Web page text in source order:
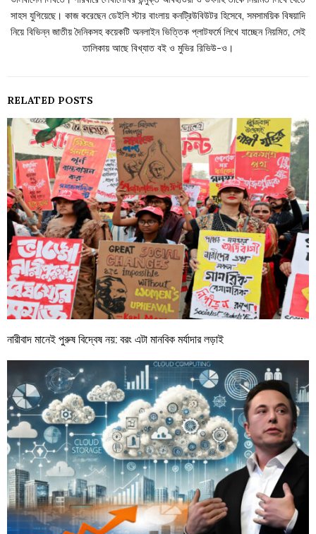
সাহস যুগিয়েছে। কাজ করেছেন ডেইলি স্টার বাংলায় কনট্রিউবিউটর হিসেবে, সমসাময়িক বিষয়াদি
নিয়ে বিভিন্ন জাতীয় দৈনিকসহ কয়েকটি অনলাইন ভিত্তিক প্লাটফর্মে লিখে যাচ্ছেন নিয়মিত, সেই
তালিকায় আছে বিখ্যাত বই ও মুভির রিভিউ-ও।
RELATED POSTS
নারীবাদ মানেই পুরুষ বিদ্বেষ নয়: বরং এটা মানবিক মর্যাদার লড়াই